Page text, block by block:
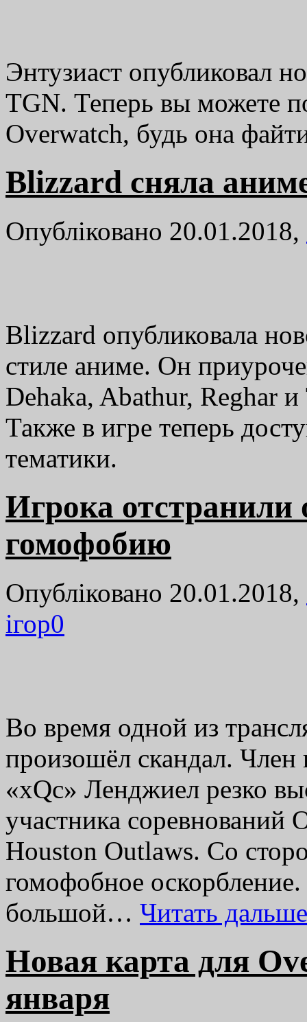
Энтузиаст опубликовал
TGN. Теперь вы можете
Overwatch, будь она
Blizzard сняла
Опубліковано 20.01.2018,
Blizzard опубликовала
стиле аниме. Он
Dehaka, Abathur, Reghar
Также в игре теперь
тематики.
Игрока отстранили
гомофобию
Опубліковано 20.01.2018,
ігор0
Во время одной из
произошёл скандал.
«xQc» Ленджиел резко
участника соревнований
Houston Outlaws. Со
гомофобное
большой… Читать
Новая карта для
января